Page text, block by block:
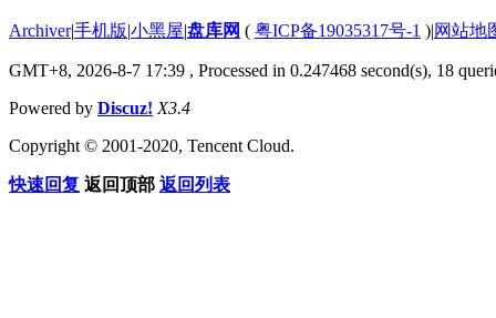
Archiver|手机版|小黑屋|盘库网 ( 粤ICP备19035317号-1 )|网站地
GMT+8, 2026-8-7 17:39 , Processed in 0.247468 second(s), 18
Powered by Discuz! X3.4
Copyright © 2001-2020, Tencent Cloud.
快速回复 返回顶部 返回列表